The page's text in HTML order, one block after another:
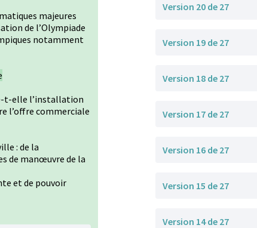
majeures
de l’Olympiade
notamment
t-elle l’installation
l’offre commerciale
: de la
de manœuvre de la
et de pouvoir
Version 20 de 27
Version 19 de 27
Version 18 de 27
Version 17 de 27
Version 16 de 27
Version 15 de 27
Version 14 de 27